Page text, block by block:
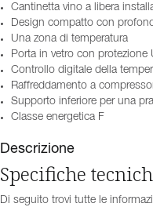
Cantinetta vino a libera
Design compatto con
Una zona di temperatura
Porta in vetro con protezione
Controllo digitale della
Raffreddamento a
Supporto inferiore per una
Classe energetica F
Descrizione
Specifiche
Di seguito trovi tutte le